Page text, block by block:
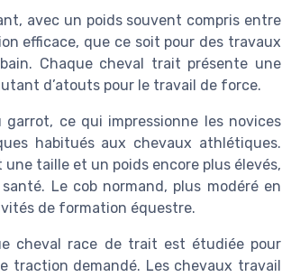
avec un poids souvent compris entre
efficace, que ce soit pour des travaux
Chaque cheval trait présente une
d’atouts pour le travail de force.
ce qui impressionne les novices
habitués aux chevaux athlétiques.
taille et un poids encore plus élevés,
Le cob normand, plus modéré en
de formation équestre.
cheval race de trait est étudiée pour
traction demandé. Les chevaux travail